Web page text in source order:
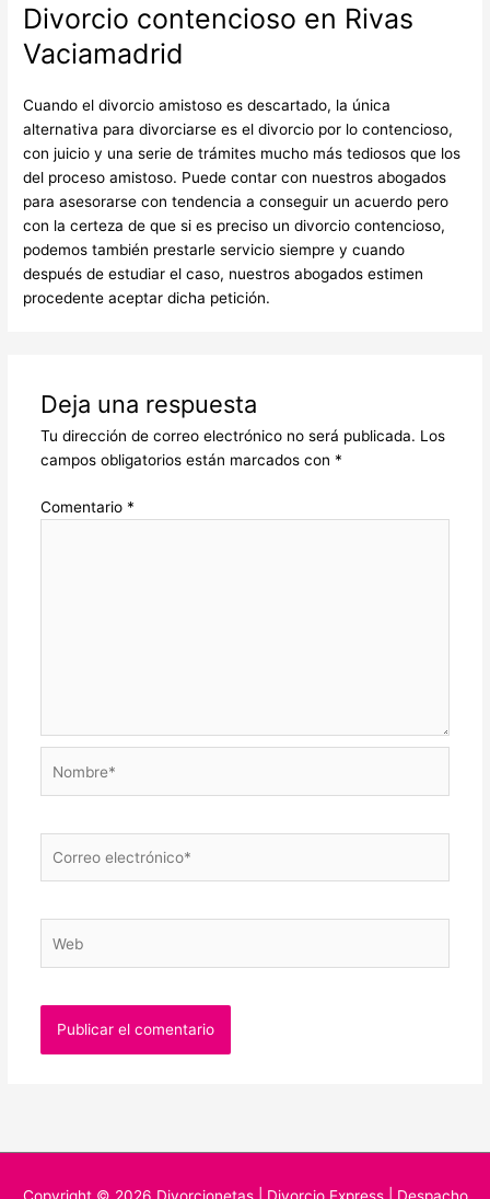
Divorcio contencioso en Rivas
Vaciamadrid
Cuando el divorcio amistoso es descartado, la única
alternativa para divorciarse es el divorcio por lo contencioso,
con juicio y una serie de trámites mucho más tediosos que los
del proceso amistoso. Puede contar con nuestros abogados
para asesorarse con tendencia a conseguir un acuerdo pero
con la certeza de que si es preciso un divorcio contencioso,
podemos también prestarle servicio siempre y cuando
después de estudiar el caso, nuestros abogados estimen
procedente aceptar dicha petición.
Deja una respuesta
Tu dirección de correo electrónico no será publicada. Los
campos obligatorios están marcados con *
Comentario *
electrónico*